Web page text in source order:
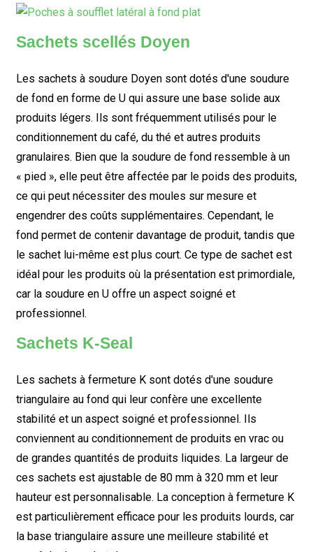
Sachets scellés Doyen
Les sachets à soudure Doyen sont dotés d'une soudure
de fond en forme de U qui assure une base solide aux
produits légers. Ils sont fréquemment utilisés pour le
conditionnement du café, du thé et autres produits
granulaires. Bien que la soudure de fond ressemble à un
« pied », elle peut être affectée par le poids des produits,
ce qui peut nécessiter des moules sur mesure et
engendrer des coûts supplémentaires. Cependant, le
fond permet de contenir davantage de produit, tandis que
le sachet lui-même est plus court. Ce type de sachet est
idéal pour les produits où la présentation est primordiale,
car la soudure en U offre un aspect soigné et
professionnel.
Sachets K-Seal
Les sachets à fermeture K sont dotés d'une soudure
triangulaire au fond qui leur confère une excellente
stabilité et un aspect soigné et professionnel. Ils
conviennent au conditionnement de produits en vrac ou
de grandes quantités de produits liquides. La largeur de
ces sachets est ajustable de 80 mm à 320 mm et leur
hauteur est personnalisable. La conception à fermeture K
est particulièrement efficace pour les produits lourds, car
la base triangulaire assure une meilleure stabilité et